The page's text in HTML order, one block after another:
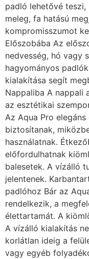
padló lehetővé
meleg, fa hatású
kompromisszumot
Előszobába Az
nedvesség, hó vagy
hagyományos
kialakítása segít
Nappaliba A nappali
az esztétikai
Az Aqua Pro
biztosítanak,
használatnak.
előfordulhatnak
balesetek. A vízálló
jelentenek.
padlóhoz Bár az
rendelkezik, a
élettartamát. A
A vízálló kialakítás
korlátlan ideig a
vagy egyéb